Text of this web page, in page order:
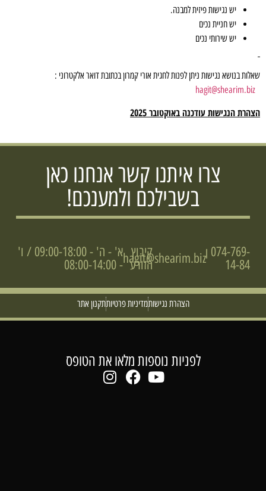
יש נגישות פיזית למבנה.
יש חניית נכים
יש שירותי נכים
בנושא נגישות ניתן לפנות לחגית אורי קמרון בכתובת דואר אלקטרוני :
הנגישות עודכנה באוקטובר 2025
צרו איתנו קשר אנחנו כאן
בשבילכם ולמענכם!
074-769-
14-84
|
hagit@shearim.biz
קיבוץ
הזורע
א' - ה' - 09:00-18:00 / ו'
- 08:00-14:00
הצהרת נגישותמדיניות פרטיותתקנון אתר
לפניות נוספות מלאו את הטופס